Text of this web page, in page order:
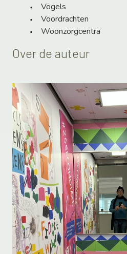
Vögels
Voordrachten
Woonzorgcentra
Over de auteur